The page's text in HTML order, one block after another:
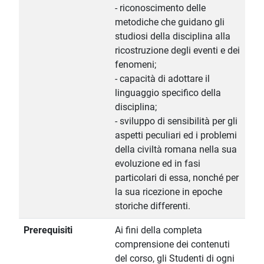
- riconoscimento delle
metodiche che guidano gli
studiosi della disciplina alla
ricostruzione degli eventi e dei
fenomeni;
- capacità di adottare il
linguaggio specifico della
disciplina;
- sviluppo di sensibilità per gli
aspetti peculiari ed i problemi
della civiltà romana nella sua
evoluzione ed in fasi
particolari di essa, nonché per
la sua ricezione in epoche
storiche differenti.
Prerequisiti
Ai fini della completa
comprensione dei contenuti
del corso, gli Studenti di ogni